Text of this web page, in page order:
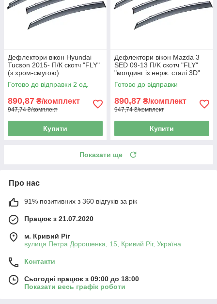
Дефлектори вікон Hyundai
Tucson 2015- П/К скотч "FLY"
(з хром-смугою)
Готово до відправки 2 од.
890,87 ₴/комплект
947,74 ₴/комплект
Купити
Дефлектори вікон Mazda 3
SED 09-13 П/K скотч "FLY"
"молдинг із нерж. сталі 3D"
Готово до відправки
890,87 ₴/комплект
947,74 ₴/комплект
Купити
Показати ще
Про нас
91% позитивних з 360 відгуків за рік
Працює з 21.07.2020
м. Кривий Ріг
вулиця Петра Дорошенка, 15, Кривий Ріг, Україна
Контакти
Сьогодні працює з 09:00 до 18:00
Показати весь графік роботи